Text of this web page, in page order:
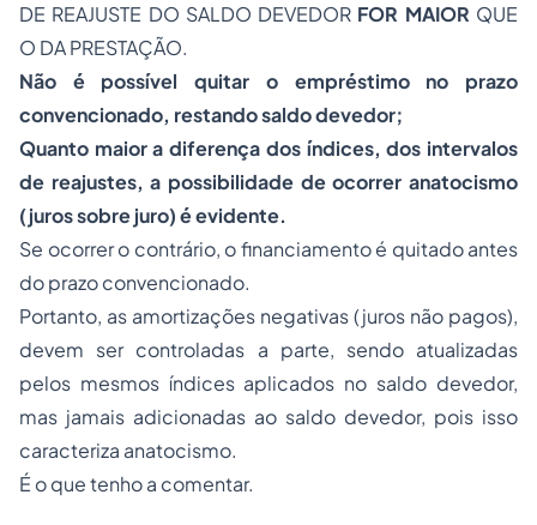
DE REAJUSTE DO SALDO DEVEDOR FOR MAIOR QUE
O DA PRESTAÇÃO.
Não é possível quitar o empréstimo no prazo
convencionado, restando saldo devedor;
Quanto maior a diferença dos índices, dos intervalos
de reajustes, a possibilidade de ocorrer anatocismo
(juros sobre juro) é evidente.
Se ocorrer o contrário, o financiamento é quitado antes
do prazo convencionado.
Portanto, as amortizações negativas (juros não pagos),
devem ser controladas a parte, sendo atualizadas
pelos mesmos índices aplicados no saldo devedor,
mas jamais adicionadas ao saldo devedor, pois isso
caracteriza anatocismo.
É o que tenho a comentar.